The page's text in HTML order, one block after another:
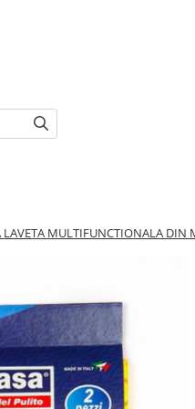
LAVETA MULTIFUNCTIONALA DIN